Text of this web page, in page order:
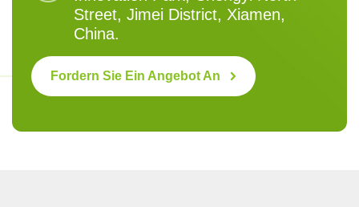
Street, Jimei District, Xiamen,
China.
Fordern Sie Ein Angebot An